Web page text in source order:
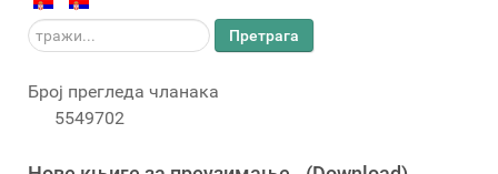
тражи... Претрага
Број прегледа чланака
5549702